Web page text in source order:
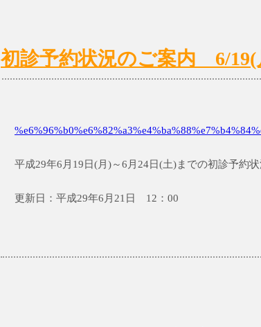
初診予約状況のご案内 6/19(
平成29年6月19日(月)～6月24日(土)までの初診予約状
更新日：平成29年6月21日 12：00